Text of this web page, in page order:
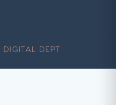
DIGITAL DEPT